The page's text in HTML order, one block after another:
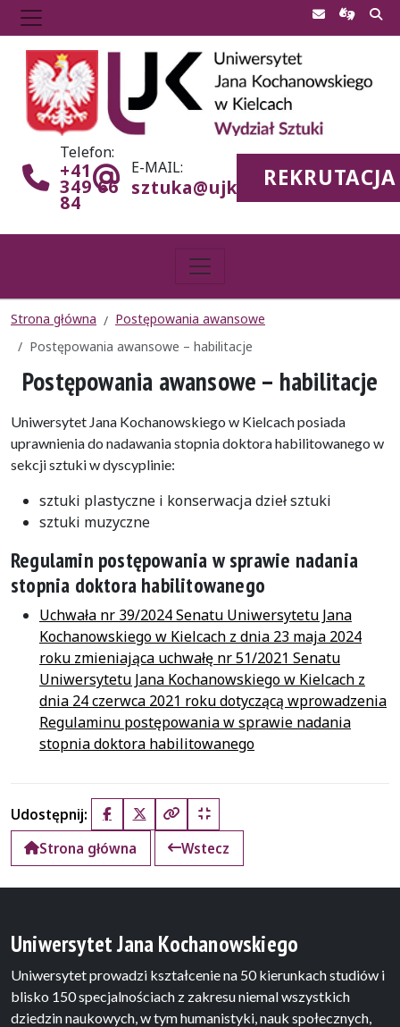
Telefon:
+41
349 66
84
E-MAIL:
sztuka@ujk.edu.plREKRUTACJA
Strona główna
Postępowania awansowe
Postępowania awansowe – habilitacje
Postępowania awansowe – habilitacje
Uniwersytet Jana Kochanowskiego w Kielcach posiada
uprawnienia do nadawania stopnia doktora habilitowanego w
sekcji sztuki w dyscyplinie:
sztuki plastyczne i konserwacja dzieł sztuki
sztuki muzyczne
Regulamin postępowania w sprawie nadania
stopnia doktora habilitowanego
Uchwała nr 39/2024 Senatu Uniwersytetu Jana
Kochanowskiego w Kielcach z dnia 23 maja 2024
roku zmieniająca uchwałę nr 51/2021 Senatu
Uniwersytetu Jana Kochanowskiego w Kielcach z
dnia 24 czerwca 2021 roku dotyczącą wprowadzenia
Regulaminu postępowania w sprawie nadania
stopnia doktora habilitowanego
Udostępnij: FacebookX (Twitter)
Kopiuj pełny link
Kopiuj krótki link
Strona główna
Wstecz
Uniwersytet Jana Kochanowskiego
Uniwersytet prowadzi kształcenie na 50 kierunkach studiów i
blisko 150 specjalnościach z zakresu niemal wszystkich
dziedzin naukowych, w tym humanistyki, nauk społecznych,